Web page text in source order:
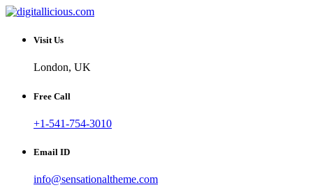
Skip
content
digitallicious.com
Sharing Digital Information
Visit Us
London, UK
Free Call
+1-541-754-3010
Email ID
info@sensationaltheme.com